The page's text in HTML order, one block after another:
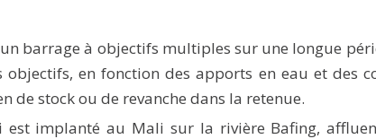
barrage à objectifs multiples sur une longue
en fonction des apports en eau et des
de stock ou de revanche dans la retenue.
implanté au Mali sur la rivière Bafing,